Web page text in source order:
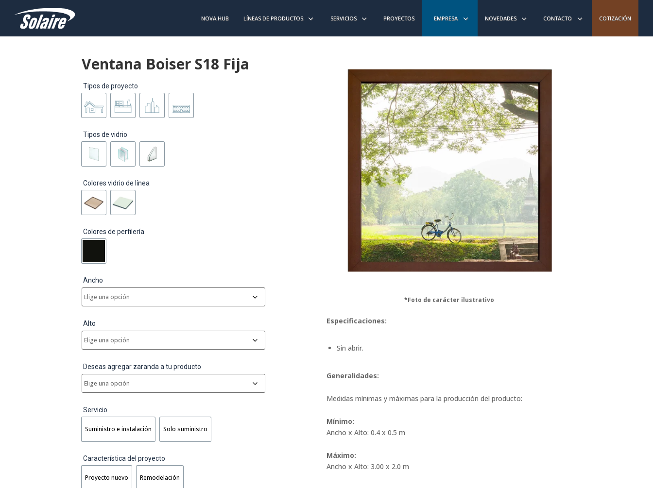
NOVA HUB LÍNEAS DE PRODUCTOS SERVICIOS PROYECTOS EMPRESA NOVEDADES CONTACTO COTIZACIÓN
Ventana Boiser S18 Fija
Tipos de proyecto
Tipos de vidrio
Colores vidrio de línea
Colores de perfilería
Ancho
Alto
Deseas agregar zaranda a tu producto
Servicio
Suministro e instalación Solo suministro
Característica del proyecto
Proyecto nuevo Remodelación
*Foto de carácter ilustrativo
Especificaciones:
Sin abrir.
Generalidades:
Medidas mínimas y máximas para la producción del producto:
Mínimo:
Ancho x Alto: 0.4 x 0.5 m
Máximo:
Ancho x Alto: 3.00 x 2.0 m